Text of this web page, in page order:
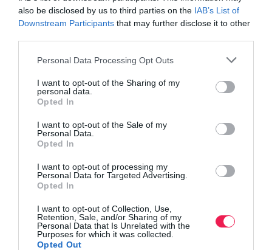
also be disclosed by us to third parties on the IAB’s List of
Downstream Participants that may further disclose it to other
Personal Data Processing Opt Outs
I want to opt-out of the Sharing of my
personal data.
Opted In
I want to opt-out of the Sale of my
Personal Data.
Opted In
I want to opt-out of processing my
Personal Data for Targeted Advertising.
Opted In
I want to opt-out of Collection, Use,
Retention, Sale, and/or Sharing of my
Personal Data that Is Unrelated with the
Purposes for which it was collected.
Opted Out